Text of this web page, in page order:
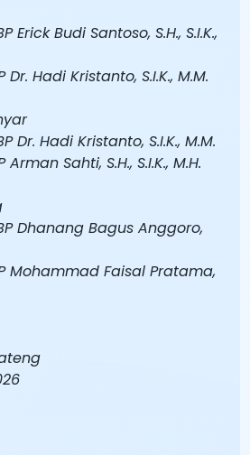
Erick Budi Santoso, S.H., S.I.K.,
Hadi Kristanto, S.I.K., M.M.
Dr. Hadi Kristanto, S.I.K., M.M.
Sahti, S.H., S.I.K., M.H.
Dhanang Bagus Anggoro,
Mohammad Faisal Pratama,